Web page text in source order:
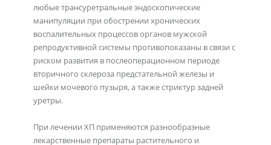
любые трансуретральные эндоскопические
манипуляции при обострении хронических
воспалительных процессов органов мужской
репродуктивной системы противопоказаны в связи с
риском развития в послеоперационном периоде
вторичного склероза предстательной железы и
шейки мочевого пузыря, а также стриктур задней
уретры.
При лечении ХП применяются разнообразные
лекарственные препараты растительного и